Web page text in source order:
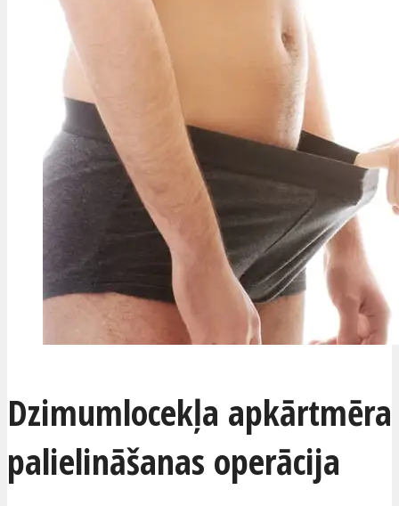
Dzimumlocekļa apkārtmēra
palielināšanas operācija